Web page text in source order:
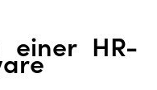
einer HR-